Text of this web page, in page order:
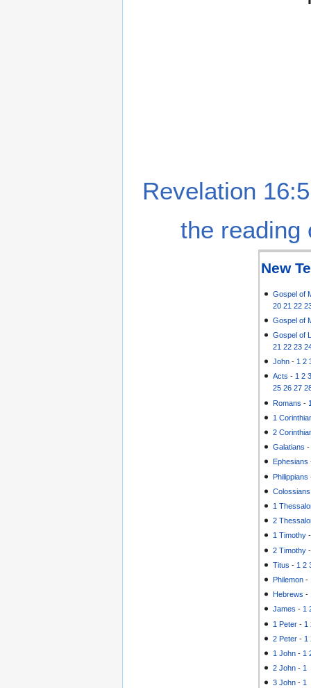
Revelation
the reading
New
Gospel of
20 21 22
Gospel of
Gospel of
21 22 23
John - 1 2
Acts -1 2
25 26 27
Romans -
1
2
Galatians
Ephesians
Philippians
Colossians
1
2
1 Timothy
2 Timothy
Titus - 1 2
Philemon -
Hebrews -
James -1
1 Peter - 1
2 Peter - 1
1 John - 1
2 John - 1
3 John -1